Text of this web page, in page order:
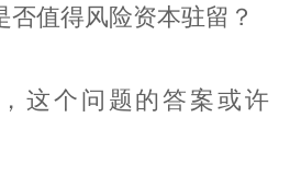
值得风险资本驻留？
这个问题的答案或许